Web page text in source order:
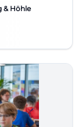
& Höhle